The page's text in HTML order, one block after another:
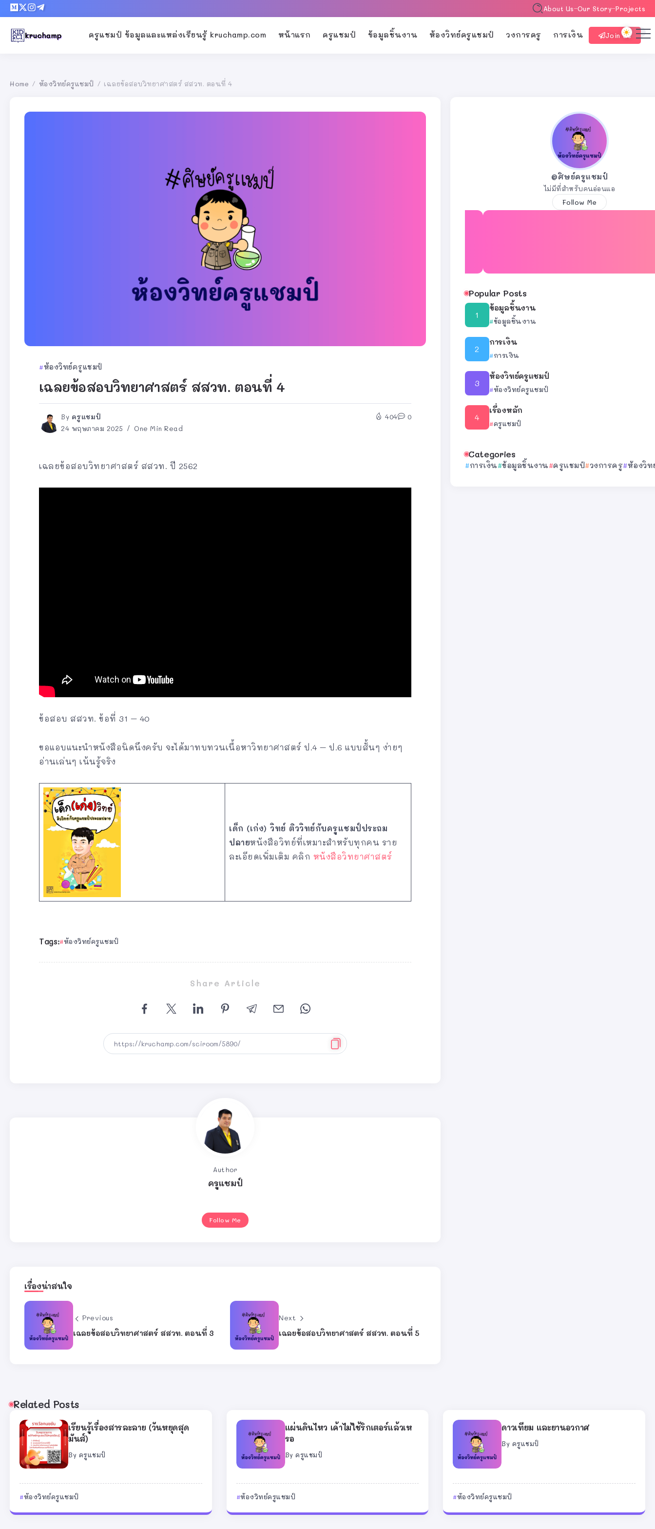
About Us Our Story Projects
ครูแชมป์ ข้อมูลและแหล่งเรียนรู้ kruchamp.com หน้าแรก ครูแชมป์ ข้อมูลชิ้นงาน ห้องวิทย์ครูแชมป์ วงการครู การเงิน Join Us
Home / ห้องวิทย์ครูแชมป์ / เฉลยข้อสอบวิทยาศาสตร์ สสวท. ตอนที่ 4
ห้องวิทย์ครูแชมป์
เฉลยข้อสอบวิทยาศาสตร์ สสวท. ตอนที่ 4
By ครูแชมป์
24 พฤษภาคม 2025
One Min Read
404 0
เฉลยข้อสอบวิทยาศาสตร์ สสวท. ปี 2562
ข้อสอบ สสวท. ข้อที่ 31 – 40
ขอแอบแนะนำหนังสือนิดนึงครับ จะได้มาทบทวนเนื้อหาวิทยาศาสตร์ ป.4 – ป.6 แบบสั้นๆ ง่ายๆ
อ่านเล่นๆ เน้นรู้จริง
เด็ก (เก่ง) วิทย์ ติววิทย์กับครูแชมป์ประถม
ปลายหนังสือวิทย์ที่เหมาะสำหรับทุกคน ราย
ละเอียดเพิ่มเติม คลิก หนังสือวิทยาศาสตร์
Tags: ห้องวิทย์ครูแชมป์
Share Article
Author
ครูแชมป์
Follow Me
เรื่องน่าสนใจ
Previous
เฉลยข้อสอบวิทยาศาสตร์ สสวท. ตอนที่ 3
Next
เฉลยข้อสอบวิทยาศาสตร์ สสวท. ตอนที่ 5
@ศิษย์ครูแชมป์
ไม่มีที่สำหรับคนอ่อนแอ
Follow Me
Popular Posts
ข้อมูลชิ้นงาน
ข้อมูลชิ้นงาน
การเงิน
การเงิน
ห้องวิทย์ครูแชมป์
ห้องวิทย์ครูแชมป์
เรื่องหลัก
ครูแชมป์
Categories
การเงิน ข้อมูลชิ้นงาน ครูแชมป์ วงการครู ห้องวิ
Related Posts
เรียนรู้เรื่องสารละลาย (วันหยุดสุด
มันส์)
By ครูแชมป์
ห้องวิทย์ครูแชมป์
แผ่นดินไหว เค้าไม่ใช้ริกเตอร์แล้วเห
รอ
By ครูแชมป์
ห้องวิทย์ครูแชมป์
ดาวเทียม และยานอวกาศ
By ครูแชมป์
ห้องวิทย์ครูแชมป์